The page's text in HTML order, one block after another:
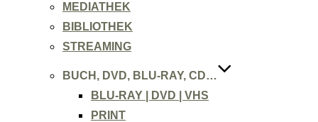
MEDIATHEK
BIBLIOTHEK
STREAMING
BUCH, DVD, BLU-RAY, CD…
BLU-RAY | DVD | VHS
PRINT